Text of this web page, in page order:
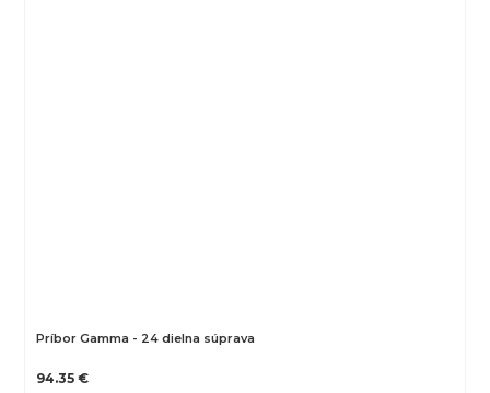
Príbor Gamma - 24 dielna súprava
94.35 €